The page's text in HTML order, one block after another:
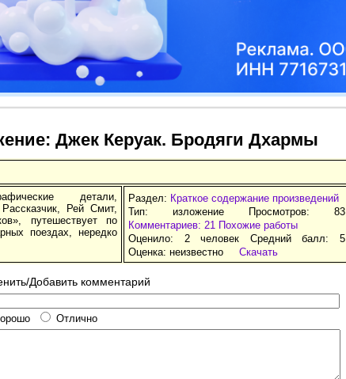
Джек Керуак. Бродяги Дхармы
детали,
Рей Смит,
путешествует по
поездах, нередко
Раздел: Краткое содержание произведений
Тип: изложение Просмотров: 83
Комментариев: 21 Похожие работы
Оценило: 2 человек Средний балл: 5
Оценка: неизвестно Скачать
Добавить комментарий
Отлично